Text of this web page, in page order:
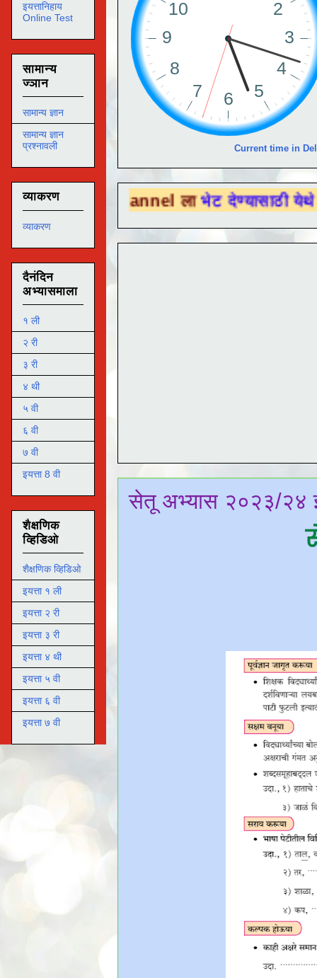
Current time in
Channel ला भेट देण्यासाठी येथे क्लिक करा .
सेतू अभ्यास २०२३/२४
इयत्तानिहाय
Online Test
सामान्य
ज्ञान
सामान्य ज्ञान
सामान्य ज्ञान
प्रश्नावली
व्याकरण
व्याकरण
दैनंदिन
अभ्यासमाला
१ ली
२ री
३ री
४ थी
५ वी
६ वी
७ वी
इयत्ता 8 वी
शैक्षणिक
व्हिडिओ
शैक्षणिक व्हिडिओ
इयत्ता १ ली
इयत्ता २ री
इयत्ता ३ री
इयत्ता ४ थी
इयत्ता ५ वी
इयत्ता ६ वी
इयत्ता ७ वी